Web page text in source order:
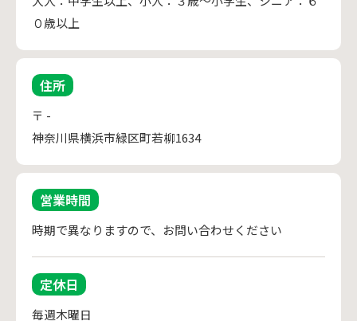
０歳以上
住所
〒 -
神奈川県横浜市緑区町若柳1634
営業時間
時期で異なりますので、お問い合わせください
定休日
毎週木曜日